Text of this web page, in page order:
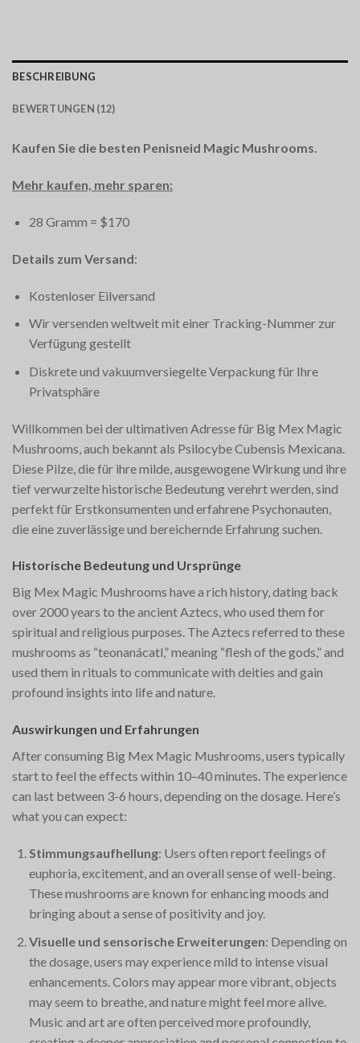
BESCHREIBUNG
BEWERTUNGEN (12)
Kaufen Sie die besten Penisneid Magic Mushrooms.
Mehr kaufen, mehr sparen:
28 Gramm = $170
Details zum Versand:
Kostenloser Eilversand
Wir versenden weltweit mit einer Tracking-Nummer zur
Verfügung gestellt
Diskrete und vakuumversiegelte Verpackung für Ihre
Privatsphäre
Willkommen bei der ultimativen Adresse für Big Mex Magic
Mushrooms, auch bekannt als Psilocybe Cubensis Mexicana.
Diese Pilze, die für ihre milde, ausgewogene Wirkung und ihre
tief verwurzelte historische Bedeutung verehrt werden, sind
perfekt für Erstkonsumenten und erfahrene Psychonauten,
die eine zuverlässige und bereichernde Erfahrung suchen.
Historische Bedeutung und Ursprünge
Big Mex Magic Mushrooms have a rich history, dating back
over 2000 years to the ancient Aztecs, who used them for
spiritual and religious purposes. The Aztecs referred to these
mushrooms as “teonanácatl,” meaning “flesh of the gods,” and
used them in rituals to communicate with deities and gain
profound insights into life and nature​.
Auswirkungen und Erfahrungen
After consuming Big Mex Magic Mushrooms, users typically
start to feel the effects within 10–40 minutes. The experience
can last between 3-6 hours, depending on the dosage. Here’s
what you can expect:
Stimmungsaufhellung: Users often report feelings of
euphoria, excitement, and an overall sense of well-being.
These mushrooms are known for enhancing moods and
bringing about a sense of positivity and joy​.
Visuelle und sensorische Erweiterungen: Depending on
the dosage, users may experience mild to intense visual
enhancements. Colors may appear more vibrant, objects
may seem to breathe, and nature might feel more alive.
Music and art are often perceived more profoundly,